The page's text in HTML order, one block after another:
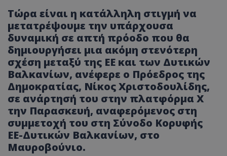
Τώρα είναι η κατάλληλη στιγμή να
μετατρέψουμε την υπάρχουσα
δυναμική σε απτή πρόοδο που θα
δημιουργήσει μια ακόμη στενότερη
σχέση μεταξύ της ΕΕ και των Δυτικών
Βαλκανίων, ανέφερε ο Πρόεδρος της
Δημοκρατίας, Νίκος Χριστοδουλίδης,
σε ανάρτησή του στην πλατφόρμα X
την Παρασκευή, αναφερόμενος στη
συμμετοχή του στη Σύνοδο Κορυφής
ΕΕ-Δυτικών Βαλκανίων, στο
Μαυροβούνιο.